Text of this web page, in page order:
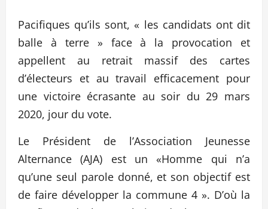
Pacifiques qu’ils sont, « les candidats ont dit
balle à terre » face à la provocation et
appellent au retrait massif des cartes
d’électeurs et au travail efficacement pour
une victoire écrasante au soir du 29 mars
2020, jour du vote.
Le Président de l’Association Jeunesse
Alternance (AJA) est un «Homme qui n’a
qu’une seul parole donné, et son objectif est
de faire développer la commune 4 ». D’où la